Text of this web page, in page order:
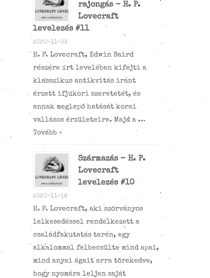
rajongás – H. P.
Lovecraft
levelezés #11
2020-11-25
H. P. Lovecraft, Edwin Baird
részére írt levelében kifejti a
klasszikus antikvitás iránt
érzett ifjúkori szeretetét, és
annak meglepő hatását korai
vallásos érzületeire. Majd a …
Tovább »
Származás – H. P.
Lovecraft
levelezés #10
2020-11-18
H. P. Lovecraft, aki szórványos
lelkesedéssel rendelkezett a
családfakutatás terén, egy
alkalommal felbecsülte mind apai,
mind anyai ágait arra törekedve,
hogy nyomára leljen saját